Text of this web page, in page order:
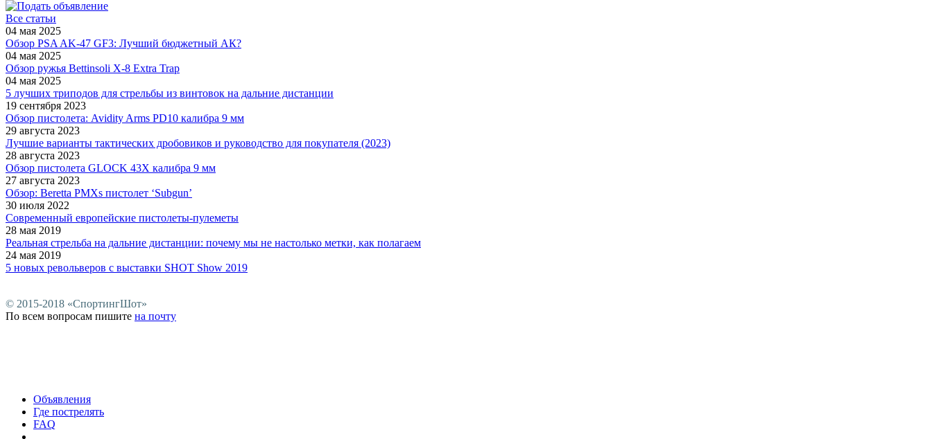
Все статьи
04 мая 2025
Обзор PSA AK-47 GF3: Лучший бюджетный АК?
04 мая 2025
Обзор ружья Bettinsoli X-8 Extra Trap
04 мая 2025
5 лучших триподов для стрельбы из винтовок на дальние дистанции
19 сентября 2023
Обзор пистолета: Avidity Arms PD10 калибра 9 мм
29 августа 2023
Лучшие варианты тактических дробовиков и руководство для покупателя (2023)
28 августа 2023
Обзор пистолета GLOCK 43X калибра 9 мм
27 августа 2023
Обзор: Beretta PMXs пистолет ‘Subgun’
30 июля 2022
Современный европейские пистолеты-пулеметы
28 мая 2019
Реальная стрельба на дальние дистанции: почему мы не настолько метки, как полагаем
24 мая 2019
5 новых револьверов с выставки SHOT Show 2019
© 2015-2018 «СпортингШот»
По всем вопросам пишите на почту
Объявления
Где пострелять
FAQ